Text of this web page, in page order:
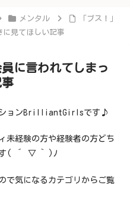
メンタル
「ブス！」
に見てほしい記事
に言われてしまっ
ションBrilliantGirlsです♪
未経験の方や経験者の方どち
ます( ´ ▽ ` )ﾉ
で気になるカテゴリからご覧